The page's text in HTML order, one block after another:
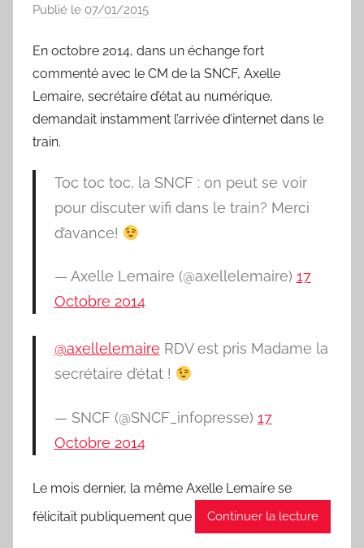
Publié le 07/01/2015
r
S
y
l
i
a
En octobre 2014, dans un échange fort
commenté avec le CM de la SNCF, Axelle
Lemaire, secrétaire d’état au numérique,
demandait instamment l’arrivée d’internet dans le
train.
Toc toc toc, la SNCF : on peut se voir
pour discuter wifi dans le train? Merci
d’avance!
— Axelle Lemaire (@axellelemaire) 17
Octobre 2014
@axellelemaire RDV est pris Madame la
secrétaire d’état !
— SNCF (@SNCF_infopresse) 17
Octobre 2014
Le mois dernier, la même Axelle Lemaire se
félicitait publiquement que
Continuer la lecture